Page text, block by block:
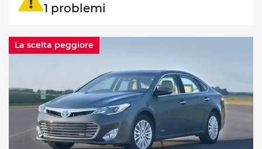
1 problemi
La scelta peggiore